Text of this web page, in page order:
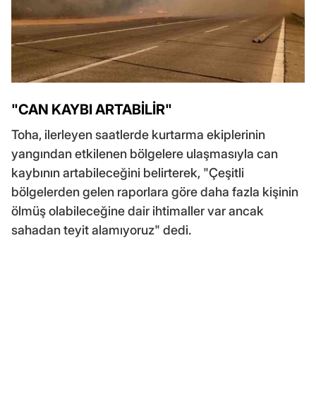
"CAN KAYBI ARTABİLİR"
Toha, ilerleyen saatlerde kurtarma ekiplerinin
yangından etkilenen bölgelere ulaşmasıyla can
kaybının artabileceğini belirterek, "Çeşitli
bölgelerden gelen raporlara göre daha fazla kişinin
ölmüş olabileceğine dair ihtimaller var ancak
sahadan teyit alamıyoruz" dedi.